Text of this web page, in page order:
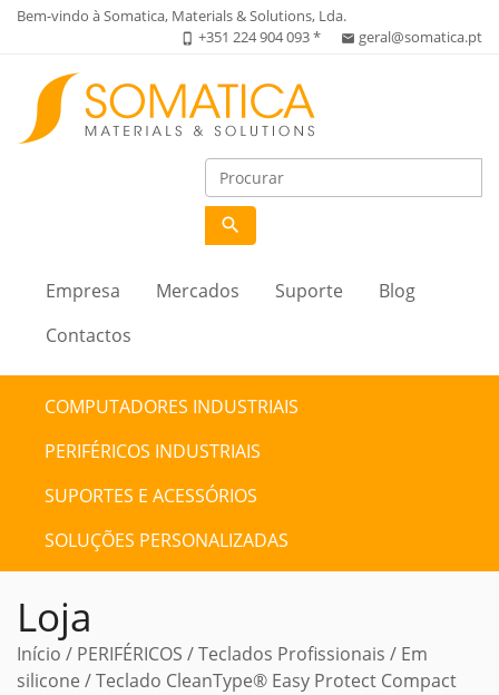
Bem-vindo à Somatica, Materials & Solutions, Lda.
phone_iphone +351 224 904 093 * email geral@somatica.pt
search
Empresa Mercados Suporte
Blog
Contactos
COMPUTADORES INDUSTRIAIS
PERIFÉRICOS INDUSTRIAIS
SUPORTES E ACESSÓRIOS
SOLUÇÕES PERSONALIZADAS
Loja
Início / PERIFÉRICOS /Teclados Profissionais / Em
silicone / Teclado CleanType® Easy Protect Compact